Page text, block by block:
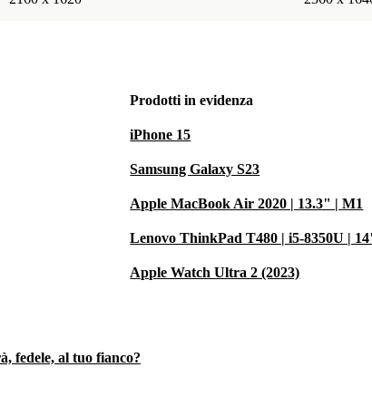
Prodotti in evidenza
iPhone 15
Samsung Galaxy S23
Apple MacBook Air 2020 | 13.3" | M1
Lenovo ThinkPad T480 | i5-8350U |
Apple Watch Ultra 2 (2023)
fedele, al tuo fianco?